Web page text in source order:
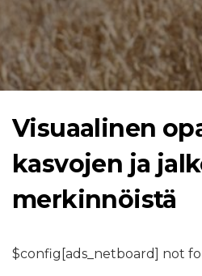
Visuaalinen
kasvojen ja
merkinnöistä
$config[ads_netboard] not